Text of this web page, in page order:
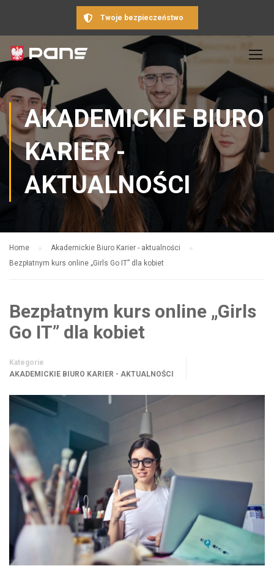
Twoje bezpieczeństwo
AKADEMICKIE BIURO
KARIER -
AKTUALNOŚCI
Home
Akademickie Biuro Karier - aktualności
Bezpłatnym kurs online „Girls Go IT” dla kobiet
Bezpłatnym kurs online „Girls
Go IT” dla kobiet
Kategorie
AKADEMICKIE BIURO KARIER - AKTUALNOŚCI